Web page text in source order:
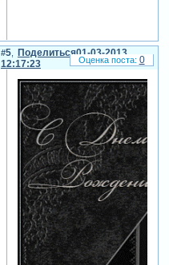
Поделиться
5
01-03-2013
12:17:23
0